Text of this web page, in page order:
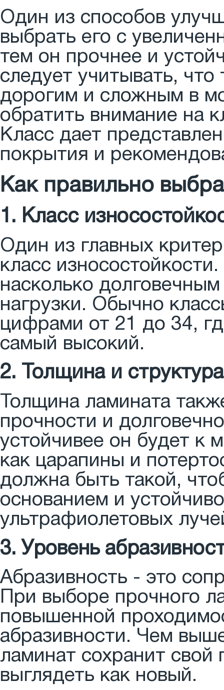
Один из способов
выбрать его с
тем он прочнее и
следует учитывать,
дорогим и сложным в
обратить внимание на
Класс дает
покрытия и
Как правильно
1. Класс
Один из главных
класс
насколько
нагрузки. Обычно
цифрами от 21 до 34,
самый высокий.
2. Толщина и
Толщина ламината
прочности и
устойчивее он будет к
как царапины и
должна быть такой,
основанием и
ультрафиолетовых
3. Уровень
Абразивность - это
При выборе прочного
повышенной
абразивности. Чем
ламинат сохранит
выглядеть как новый.